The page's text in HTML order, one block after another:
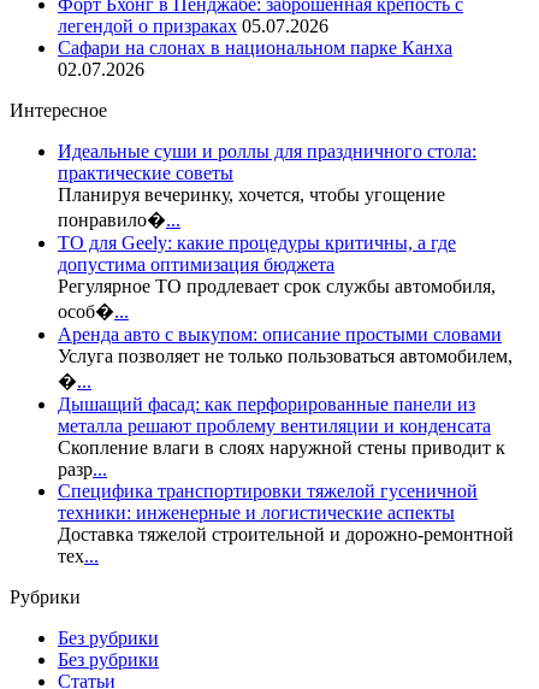
Форт Бхонг в Пенджабе: заброшенная крепость с
легендой о призраках 05.07.2026
Сафари на слонах в национальном парке Канха
02.07.2026
Интересное
Идеальные суши и роллы для праздничного стола:
практические советы
Планируя вечеринку, хочется, чтобы угощение
понравило�...
ТО для Geely: какие процедуры критичны, а где
допустима оптимизация бюджета
Регулярное ТО продлевает срок службы автомобиля,
особ�...
Аренда авто с выкупом: описание простыми словами
Услуга позволяет не только пользоваться автомобилем,
�...
Дышащий фасад: как перфорированные панели из
металла решают проблему вентиляции и конденсата
Скопление влаги в слоях наружной стены приводит к
разр...
Специфика транспортировки тяжелой гусеничной
техники: инженерные и логистические аспекты
Доставка тяжелой строительной и дорожно-ремонтной
тех...
Рубрики
Без рубрики
Без рубрики
Статьи